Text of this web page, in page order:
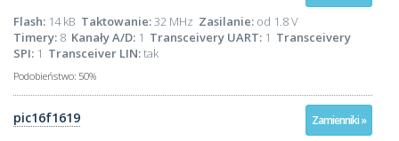
Flash: 14 kB Taktowanie:32 MHz Zasilanie: od 1.8 V
Timery: 8 Kanały A/D: 1 Transceivery UART: 1 Transceivery
SPI: 1 Transceiver LIN:tak
Podobieństwo: 50%
Zamienniki »
pic16f1619